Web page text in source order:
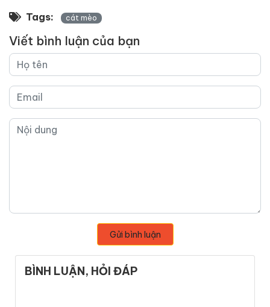
Tags: cát mèo
Viết bình luận của bạn
Gửi bình luận
BÌNH LUẬN, HỎI ĐÁP